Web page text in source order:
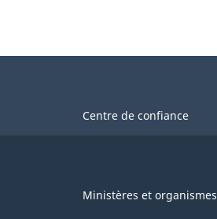
Centre de confiance
Ministères et organismes